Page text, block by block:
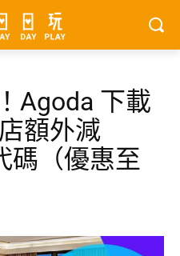
Agoda 下載
額外減
碼（優惠至